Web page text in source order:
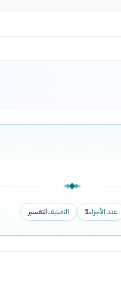
عدد الأجزاء1 التصنيفالتفسير